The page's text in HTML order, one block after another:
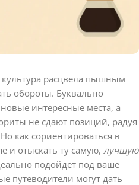
расцвела пышным
обороты. Буквально
интересные места, а
не сдают позиций, радуя
как сориентироваться в
и отыскать ту самую, лучшую
подойдет под ваше
путеводители могут дать